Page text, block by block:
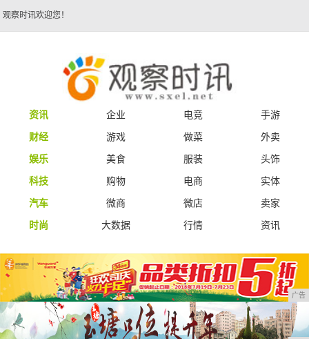
观察时讯欢迎您！
资讯 企业 电竞
手游
财经
游戏 做菜
外卖
娱乐
美食 服装
头饰
科技
购物 电商
实体
汽车
微商 微店
卖家
时尚
大数据 行情 资讯
广告